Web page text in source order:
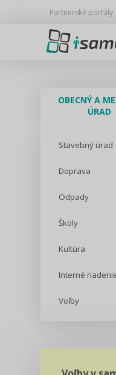
Partnerské portály
OBECNÝ A
ÚRAD
Stavebný úrad
Doprava
Odpady
Školy
Kultúra
Interné
Voľby